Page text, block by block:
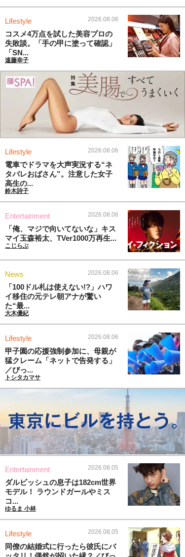
Lifestyle 2026.08.06
コスメ4万点を試した美容プロの
失敗談。「手の甲に塗って確認」
「SN...
遠藤幸子
Lifestyle 2026.08.06
電車でドラマを大声実況する“ネ
タバレおばさん”。注意した女子
高生の...
鈴木詩子
Entertainment 2026.08.06
「俺、マジで向いてないな」キス
マイ玉森裕太、TVer1000万再生...
こじらぶ
News 2026.08.06
「100ドル札は使えない!?」ハワ
イ移住の元テレ朝アナが驚い
た“最...
大木優紀
Lifestyle 2026.08.06
甲子園の応援強制参加に、母親が
猛クレーム「ネットで告発する」
／びっ...
トシタカマサ
Entertainment 2026.08.05
ダルビッシュの息子は182cm世界
モデル！ ラウンドガールやミス
コ...
ゆるま 小林
Lifestyle 2026.08.05
同僚の結婚式に行ったら彼氏にバ